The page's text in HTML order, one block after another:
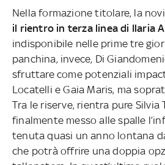
Nella formazione titolare, la
il rientro in terza linea di Ilaria
indisponibile nelle prime tre
panchina, invece, Di
sfruttare come potenziali
Locatelli e Gaia Maris, ma
Tra le riserve, rientra pure Silvia
finalmente messo alle spalle
tenuta quasi un anno lontana
che potrà offrire una doppia